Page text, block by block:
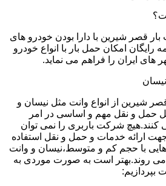
بار قصر شیرین با دارا بودن خودرو های
رایگان امکان حمل بار با انواع خودرو
های ایران را فراهم می نماید.
شیرین از انواع وانت مثل نیسان و
حمل و نقل مهم و اساسی در امر
شرکت باربری را نمی توان
جهت ارائه خدمات و حمل و نقل استفاده
با حجم کم و متوسط،نیسان و وانت
می روند.بهتر است به صورت موردی به
بپردازیم: